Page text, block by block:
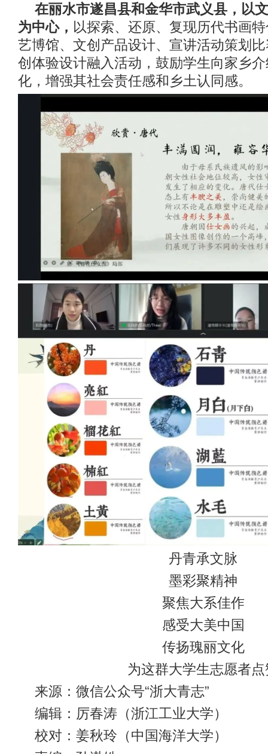
在丽水市遂昌县和金华市武义县，以
为中心， 以探索、还原、复现历代书画
艺博馆、文创产品设计、宣讲活动策划
创体验设计融入活动，鼓励学生向家乡
化，增强其社会责任感和乡土认同感。
丹青承文脉
墨彩聚精神
聚焦大系佳作
感受大美中国
传扬瑰丽文化
为这群大学生志愿者
来源：微信公众号“浙大青志”
编辑：厉春涛（浙江工业大学）
校对：姜秋玲（中国海洋大学）